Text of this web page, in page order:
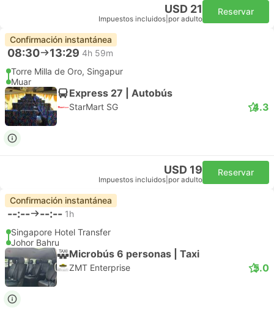
USD 21
Impuestos incluidos por adulto
Reservar
Confirmación instantánea
08:30 13:29 4h 59m
Torre Milla de Oro, Singapur
Muar
Express 27 | Autobús
StarMart SG 4.3
USD 19
Impuestos incluidos por adulto
Reservar
Confirmación instantánea
--:-- --:-- 1h
Singapore Hotel Transfer
Johor Bahru
Microbús 6 personas | Taxi
ZMT Enterprise 5.0